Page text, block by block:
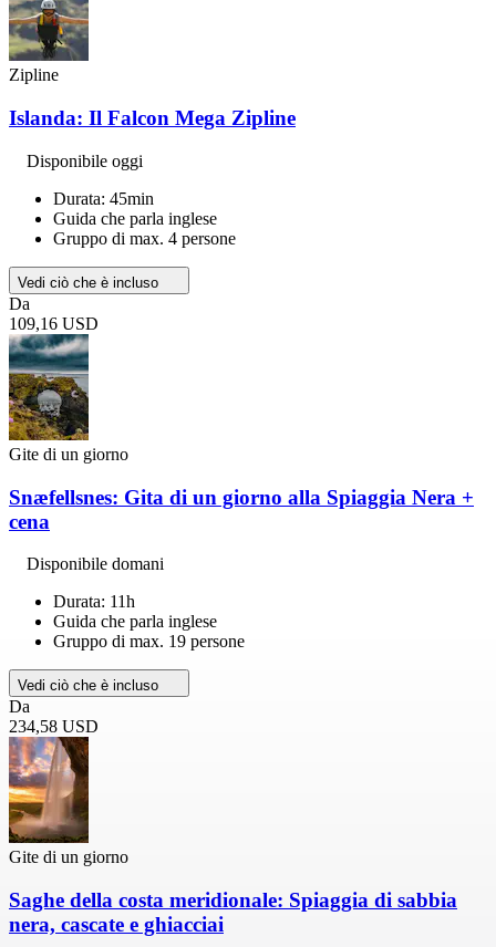
Zipline
Islanda: Il Falcon Mega Zipline
Disponibile oggi
Durata: 45min
Guida che parla inglese
Gruppo di max. 4 persone
Vedi ciò che è incluso
Da
109,16 USD
Gite di un giorno
Snæfellsnes: Gita di un giorno alla Spiaggia Nera +
cena
Disponibile domani
Durata: 11h
Guida che parla inglese
Gruppo di max. 19 persone
Vedi ciò che è incluso
Da
234,58 USD
Gite di un giorno
Saghe della costa meridionale: Spiaggia di sabbia
nera, cascate e ghiacciai